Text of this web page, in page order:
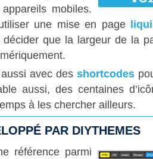
mobiles.
une mise en page
décider que la largeur de la
avec desshortcodes
aussi, des centaines
à les chercher ailleurs.
PAR DIYTHEMES
référence parmi